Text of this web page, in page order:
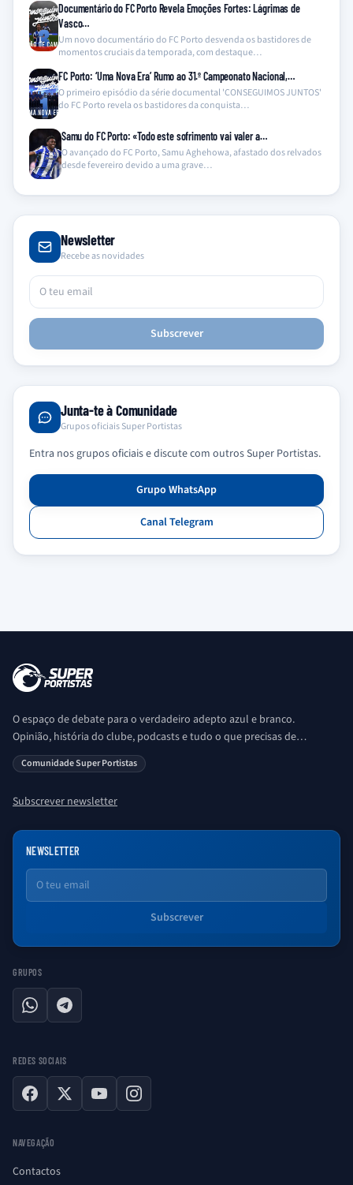
Documentário do FC Porto Revela Emoções Fortes: Lágrimas de
Vasco…
Um novo documentário do FC Porto desvenda os bastidores de
momentos cruciais da temporada, com destaque…
FC Porto: ‘Uma Nova Era’ Rumo ao 31.º Campeonato Nacional,…
O primeiro episódio da série documental 'CONSEGUIMOS JUNTOS'
do FC Porto revela os bastidores da conquista…
Samu do FC Porto: «Todo este sofrimento vai valer a…
O avançado do FC Porto, Samu Aghehowa, afastado dos relvados
desde fevereiro devido a uma grave…
Newsletter
Recebe as novidades
Subscrever
Junta-te à Comunidade
Grupos oficiais Super Portistas
Entra nos grupos oficiais e discute com outros Super Portistas.
Grupo WhatsApp
Canal Telegram
O espaço de debate para o verdadeiro adepto azul e branco.
Opinião, história do clube, podcasts e tudo o que precisas de
saber sobre o universo Porto. Ser Porto é aqui!
Comunidade Super Portistas
Subscrever newsletter
NEWSLETTER
Email
Subscrever
GRUPOS
WhatsAppTelegram
REDES SOCIAIS
Facebook
X YouTubeInstagram
NAVEGAÇÃO
Contactos